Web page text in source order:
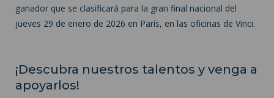
ganador que se clasificará para la gran final nacional del
jueves 29 de enero de 2026 en París, en las oficinas de Vinci.
¡Descubra nuestros talentos y venga a
apoyarlos!